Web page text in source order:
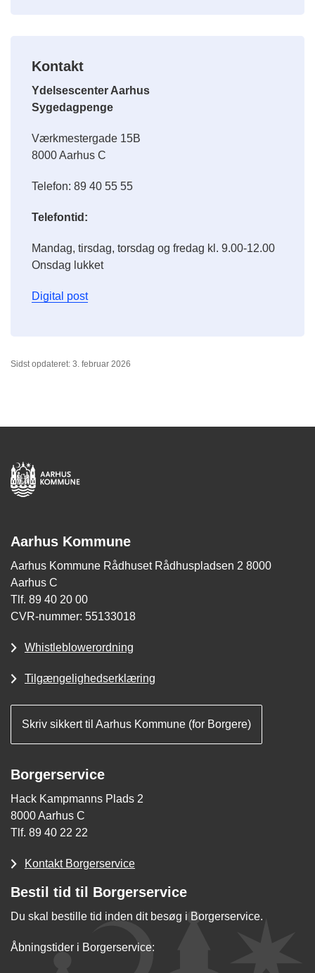
Kontakt
Ydelsescenter Aarhus
Sygedagpenge
Værkmestergade 15B
8000 Aarhus C
Telefon: 89 40 55 55
Telefontid:
Mandag, tirsdag, torsdag og fredag kl. 9.00-12.00
Onsdag lukket
Digital post
Sidst opdateret: 3. februar 2026
Aarhus Kommune
Aarhus Kommune Rådhuset Rådhuspladsen 2 8000
Aarhus C
Tlf. 89 40 20 00
CVR-nummer: 55133018
Whistleblowerordning
Tilgængelighedserklæring
Skriv sikkert til Aarhus Kommune (for Borgere)
Borgerservice
Hack Kampmanns Plads 2
8000 Aarhus C
Tlf. 89 40 22 22
Kontakt Borgerservice
Bestil tid til Borgerservice
Du skal bestille tid inden dit besøg i Borgerservice.
Åbningstider i Borgerservice: